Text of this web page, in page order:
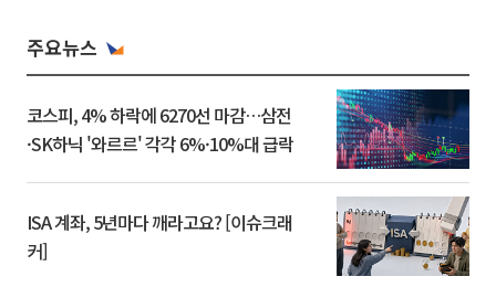
주요뉴스
코스피, 4% 하락에 6270선 마감…삼전
·SK하닉 '와르르' 각각 6%·10%대 급락
ISA 계좌, 5년마다 깨라고요? [이슈크래
커]